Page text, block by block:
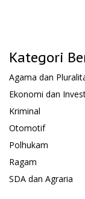
Kategori
Agama dan
Ekonomi dan
Kriminal
Otomotif
Polhukam
Ragam
SDA dan Agraria